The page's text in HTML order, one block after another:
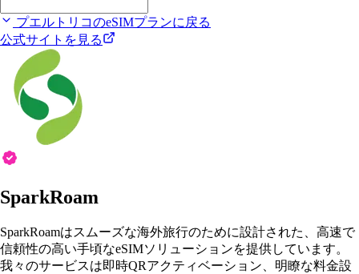
プエルトリコのeSIMプランに戻る
公式サイトを見る
SparkRoam
SparkRoamはスムーズな海外旅行のために設計された、高速で
信頼性の高い手頃なeSIMソリューションを提供しています。
我々のサービスは即時QRアクティベーション、明瞭な料金設